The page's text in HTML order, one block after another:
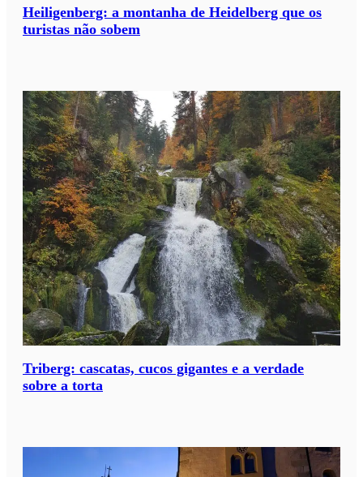
Heiligenberg: a montanha de Heidelberg que os
turistas não sobem
Triberg: cascatas, cucos gigantes e a verdade
sobre a torta